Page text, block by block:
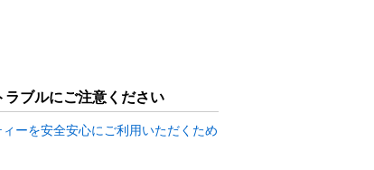
ラブルにご注意ください
ィーを安全安心にご利用いただくため